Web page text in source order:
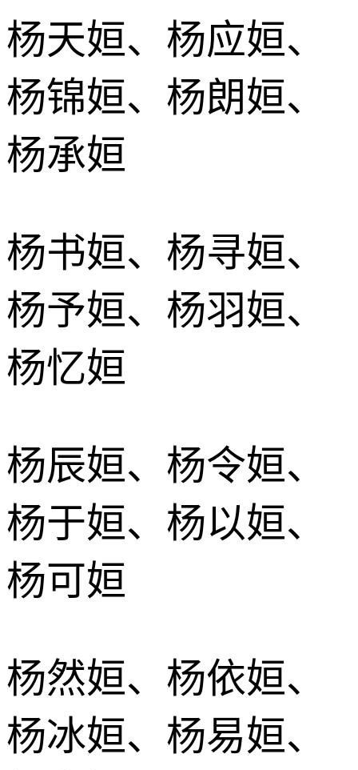
杨天姮、杨应姮、
杨锦姮、杨朗姮、
杨承姮
杨书姮、杨寻姮、
杨予姮、杨羽姮、
杨忆姮
杨辰姮、杨令姮、
杨于姮、杨以姮、
杨可姮
杨然姮、杨依姮、
杨冰姮、杨易姮、